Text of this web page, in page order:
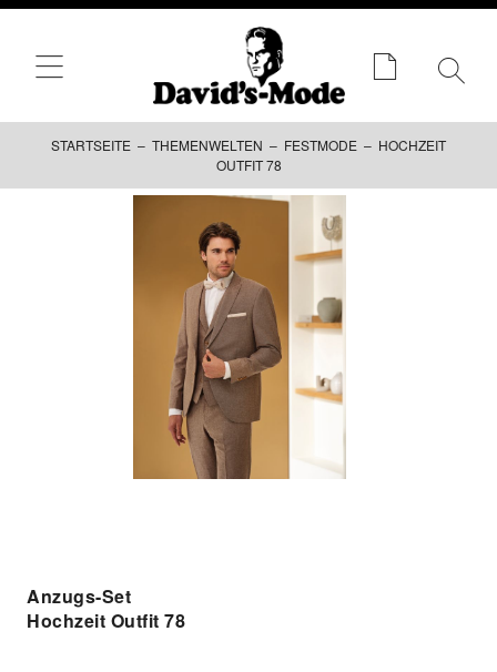
STARTSEITE – THEMENWELTEN – FESTMODE – HOCHZEIT
OUTFIT 78
Anzugs-Set
Hochzeit Outfit 78